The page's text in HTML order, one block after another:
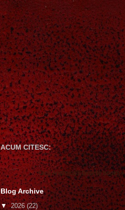
ACUM CITESC:
Gică Andreica's favorite books »
Blog Archive
▼2026(22)